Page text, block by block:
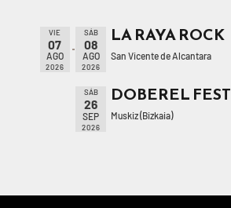
VIE
07
AGO
2026
SÁB
08
AGO
2026
LA RAYA ROCK
San Vicente de Alcantara
SÁB
26
SEP
2026
DOBEREL FEST
Muskiz (Bizkaia)